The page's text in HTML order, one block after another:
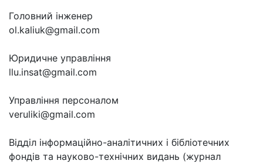
Головний інженер
ol.kaliuk@gmail.com
Юридичне управління
llu.insat@gmail.com
Управління персоналом
veruliki@gmail.com
Відділ інформаційно-аналітичних і бібліотечних
фондів та науково-технічних видань (журнал